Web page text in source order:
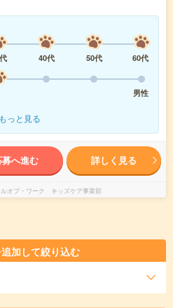
40代 50代
60代
男性
もっと見る
募へ進む 詳しく見る
オブ・ワーク キッズケア事業部
加して絞り込む